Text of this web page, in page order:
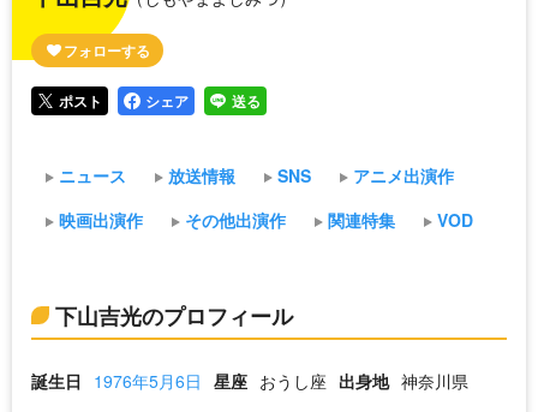
ポスト シェア 送る
ニュース 放送情報 SNS
アニメ出演作
映画出演作
その他出演作 関連特集 VOD
下山吉光のプロフィール
誕生日 1976年5月6日 星座 おうし座 出身地 神奈川県